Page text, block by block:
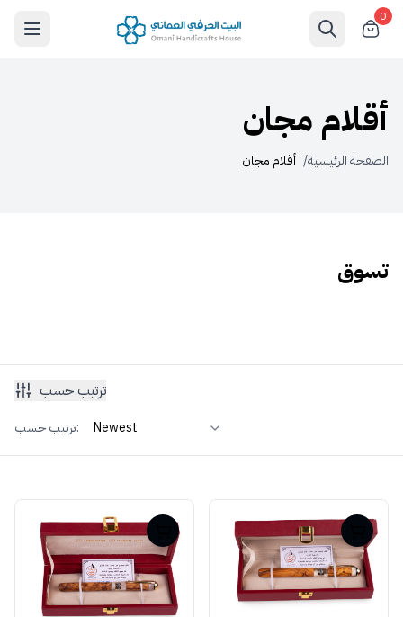
0
أقلام مجان
الصفحة الرئيسية/ أقلام مجان
تسوق
ترتيب حسب
ترتيب حسب: